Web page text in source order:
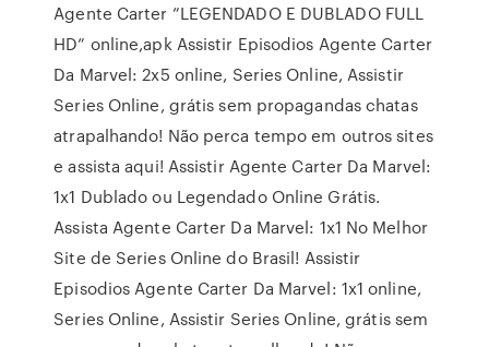
Agente Carter ”LEGENDADO E DUBLADO FULL
HD” online,apk Assistir Episodios Agente Carter
Da Marvel: 2x5 online, Series Online, Assistir
Series Online, grátis sem propagandas chatas
atrapalhando! Não perca tempo em outros sites
e assista aqui! Assistir Agente Carter Da Marvel:
1x1 Dublado ou Legendado Online Grátis.
Assista Agente Carter Da Marvel: 1x1 No Melhor
Site de Series Online do Brasil! Assistir
Episodios Agente Carter Da Marvel: 1x1 online,
Series Online, Assistir Series Online, grátis sem